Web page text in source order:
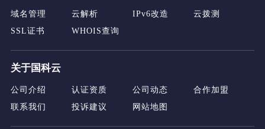
域名管理 云解析 IPv6改造
云拨测
SSL证书
WHOIS查询
关于国科云
公司介绍 认证资质 公司动态
合作加盟
联系我们
投诉建议 网站地图